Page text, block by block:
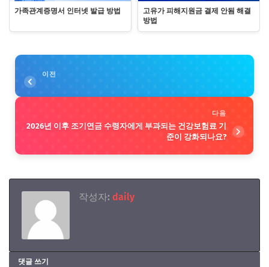
가족관계증명서 인터넷 발급 방법
고유가 피해지원금 결제 안됨 해결
방법
이전
다음
2026년 이후 조기연금 수령자에게 부과되는 건강보험료 기
준이 강화되나요?
작성자: daily
댓글 쓰기